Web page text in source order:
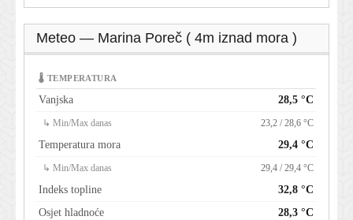
Meteo — Marina Poreč ( 4m iznad mora )
🌡 TEMPERATURA
Vanjska 28,5 °C
↳ Min/Max danas 23,2 / 28,6 °C
Temperatura mora 29,4 °C
↳ Min/Max danas 29,4 / 29,4 °C
Indeks topline
32,8 °C
Osjet hladnoće
28,3 °C